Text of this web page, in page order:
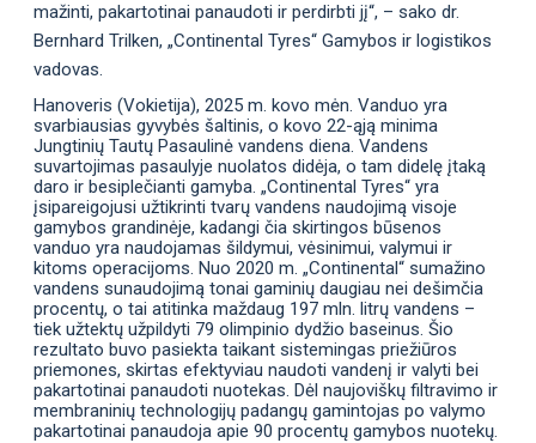
mažinti, pakartotinai panaudoti ir perdirbti jį“, – sako dr.
Bernhard Trilken, „Continental Tyres“ Gamybos ir logistikos
vadovas.
Hanoveris (Vokietija), 2025 m. kovo mėn. Vanduo yra
svarbiausias gyvybės šaltinis, o kovo 22-ąją minima
Jungtinių Tautų Pasaulinė vandens diena. Vandens
suvartojimas pasaulyje nuolatos didėja, o tam didelę įtaką
daro ir besiplečianti gamyba. „Continental Tyres“ yra
įsipareigojusi užtikrinti tvarų vandens naudojimą visoje
gamybos grandinėje, kadangi čia skirtingos būsenos
vanduo yra naudojamas šildymui, vėsinimui, valymui ir
kitoms operacijoms. Nuo 2020 m. „Continental“ sumažino
vandens sunaudojimą tonai gaminių daugiau nei dešimčia
procentų, o tai atitinka maždaug 197 mln. litrų vandens –
tiek užtektų užpildyti 79 olimpinio dydžio baseinus. Šio
rezultato buvo pasiekta taikant sistemingas priežiūros
priemones, skirtas efektyviau naudoti vandenį ir valyti bei
pakartotinai panaudoti nuotekas. Dėl naujoviškų filtravimo ir
membraninių technologijų padangų gamintojas po valymo
pakartotinai panaudoja apie 90 procentų gamybos nuotekų.